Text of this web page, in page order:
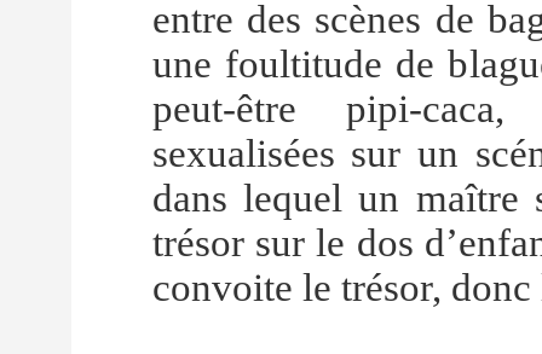
entre des scènes de
une foultitude de
peut-être pipi-
sexualisées sur un
dans lequel un maître
trésor sur le dos
convoite le trésor, donc